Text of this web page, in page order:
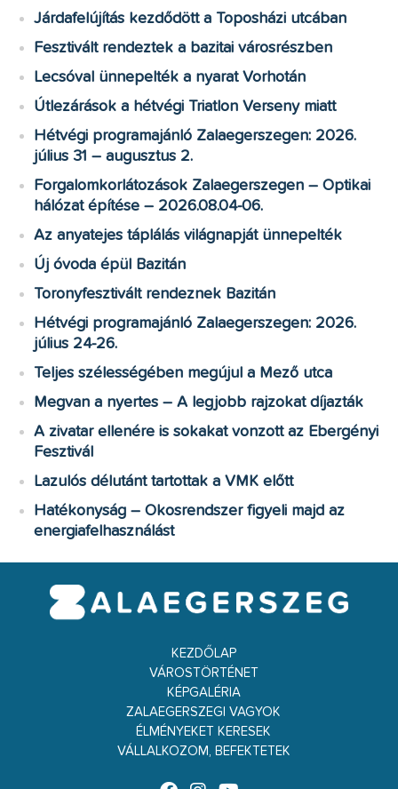
Járdafelújítás kezdődött a Toposházi utcában
Fesztivált rendeztek a bazitai városrészben
Lecsóval ünnepelték a nyarat Vorhotán
Útlezárások a hétvégi Triatlon Verseny miatt
Hétvégi programajánló Zalaegerszegen: 2026.
július 31 – augusztus 2.
Forgalomkorlátozások Zalaegerszegen – Optikai
hálózat építése – 2026.08.04-06.
Az anyatejes táplálás világnapját ünnepelték
Új óvoda épül Bazitán
Toronyfesztivált rendeznek Bazitán
Hétvégi programajánló Zalaegerszegen: 2026.
július 24-26.
Teljes szélességében megújul a Mező utca
Megvan a nyertes – A legjobb rajzokat díjazták
A zivatar ellenére is sokakat vonzott az Ebergényi
Fesztivál
Lazulós délutánt tartottak a VMK előtt
Hatékonyság – Okosrendszer figyeli majd az
energiafelhasználást
KEZDŐLAP
VÁROSTÖRTÉNET
KÉPGALÉRIA
ZALAEGERSZEGI VAGYOK
ÉLMÉNYEKET KERESEK
VÁLLALKOZOM, BEFEKTETEK